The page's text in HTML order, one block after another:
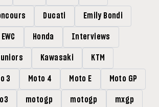
Ducati Emily Bondi
EWC Honda Interviews
Kawasaki KTM
3 Moto 4 Moto E Moto GP
motogp motogp mxgp